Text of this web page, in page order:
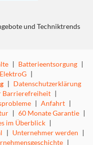
und Techniktrends
| Batterieentsorgung |
|
| Datenschutzerklärung
Barrierefreiheit |
| Anfahrt |
| 60 Monate Garantie |
im Überblick |
| Unternehmer werden |
|